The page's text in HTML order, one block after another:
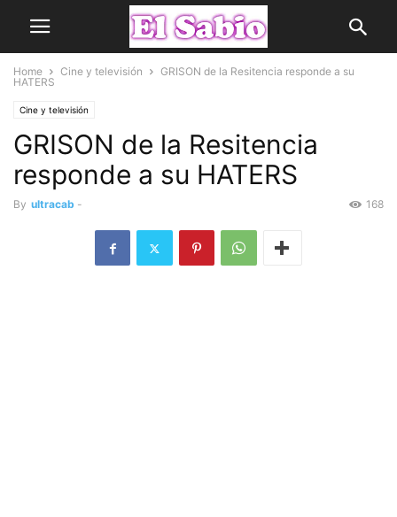
Home Cine y televisión
GRISON de la Resitencia responde a su
HATERS
Cine y televisión
GRISON de la Resitencia
responde a su HATERS
By ultracab - 168